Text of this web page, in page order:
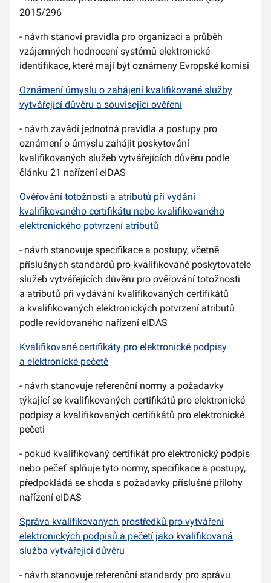
2015/296
- návrh stanoví pravidla pro organizaci a průběh
vzájemných hodnocení systémů elektronické
identifikace, které mají být oznámeny Evropské komisi
Oznámení úmyslu o zahájení kvalifikované služby
vytvářející důvěru a související ověření
- návrh zavádí jednotná pravidla a postupy pro
oznámení o úmyslu zahájit poskytování
kvalifikovaných služeb vytvářejících důvěru podle
článku 21 nařízení eIDAS
Ověřování totožnosti a atributů při vydání
kvalifikovaného certifikátu nebo kvalifikovaného
elektronického potvrzení atributů
- návrh stanovuje specifikace a postupy, včetně
příslušných standardů pro kvalifikované poskytovatele
služeb vytvářejících důvěru pro ověřování totožnosti
a atributů při vydávání kvalifikovaných certifikátů
a kvalifikovaných elektronických potvrzení atributů
podle revidovaného nařízení eIDAS
Kvalifikované certifikáty pro elektronické podpisy
a elektronické pečetě
- návrh stanovuje referenční normy a požadavky
týkající se kvalifikovaných certifikátů pro elektronické
podpisy a kvalifikovaných certifikátů pro elektronické
pečeti
- pokud kvalifikovaný certifikát pro elektronický podpis
nebo pečeť splňuje tyto normy, specifikace a postupy,
předpokládá se shoda s požadavky příslušné přílohy
nařízení eIDAS
Správa kvalifikovaných prostředků pro vytváření
elektronických podpisů a pečetí jako kvalifikovaná
služba vytvářející důvěru
- návrh stanovuje referenční standardy pro správu